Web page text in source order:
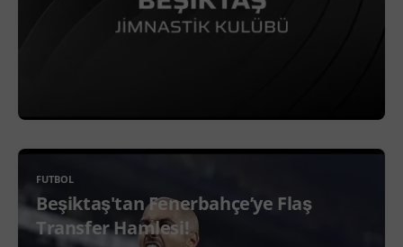
FUTBOL
Beşiktaş'tan Fenerbahçe’ye Flaş
Transfer Hamlesi!